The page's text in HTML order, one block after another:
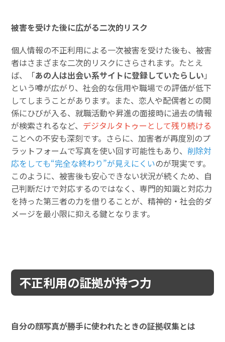
被害を受けた後に広がる二次的リスク
個人情報の不正利用による一次被害を受けた後も、被害
者はさまざまな二次的リスクにさらされます。たとえ
ば、「あの人は出会い系サイトに登録していたらしい 」
という噂が広がり、社会的な信用や職場での評価が低下
してしまうことがあります。また、恋人や配偶者との関
係にひびが入る、就職活動や昇進の面接時に過去の情報
が検索されるなど、 デジタルタトゥーとして残り続ける
ことへの不安も深刻です。さらに、加害者が再度別のプ
ラットフォームで写真を使い回す可能性もあり、 削除対
応をしても“完全な終わり”が見えにくいのが現実です。
このように、被害後も安心できない状況が続くため、自
己判断だけで対応するのではなく、専門的知識と対応力
を持った第三者の力を借りることが、精神的・社会的ダ
メージを最小限に抑える鍵となります。
不正利用の証拠が持つ力
自分の顔写真が勝手に使われたときの証拠収集とは